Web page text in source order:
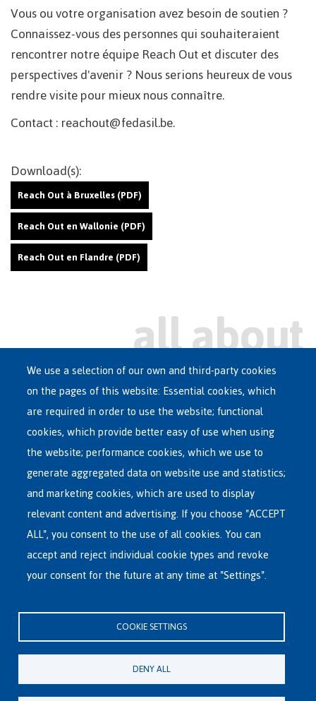
Vous ou votre organisation avez besoin de soutien ?
Connaissez-vous des personnes qui souhaiteraient
rencontrer notre équipe Reach Out et discuter des
perspectives d'avenir ? Nous serions heureux de vous
rendre visite pour mieux nous connaître.
Contact : reachout@fedasil.be.
Download(s):
Reach Out à Bruxelles (PDF)
Reach Out en Wallonie (PDF)
Reach Out en Flandre (PDF)
Main
menu
ASYLUM IN BELGIUM
RECEPTION CENTRES
VOLUNTARY RETURN
INTERNATIONAL
Rue des Chartreux 21 , 1000 Bruxelles
E-mail : info@fedasil.be • T : +32-(0)2-213 44 11 • F : +32-(0)2-213 44 22
Privacy, copyright and disclaimer|Accessibility statement
statement
We use a selection of our own and third-party cookies
on the pages of this website: Essential cookies, which
are required in order to use the website; functional
cookies, which provide better easy of use when using
the website; performance cookies, which we use to
generate aggregated data on website use and statistics;
and marketing cookies, which are used to display
relevant content and advertising. If you choose "ACCEPT
ALL", you consent to the use of all cookies. You can
accept and reject individual cookie types and revoke
your consent for the future at any time at "Settings".
COOKIE SETTINGS
DENY ALL